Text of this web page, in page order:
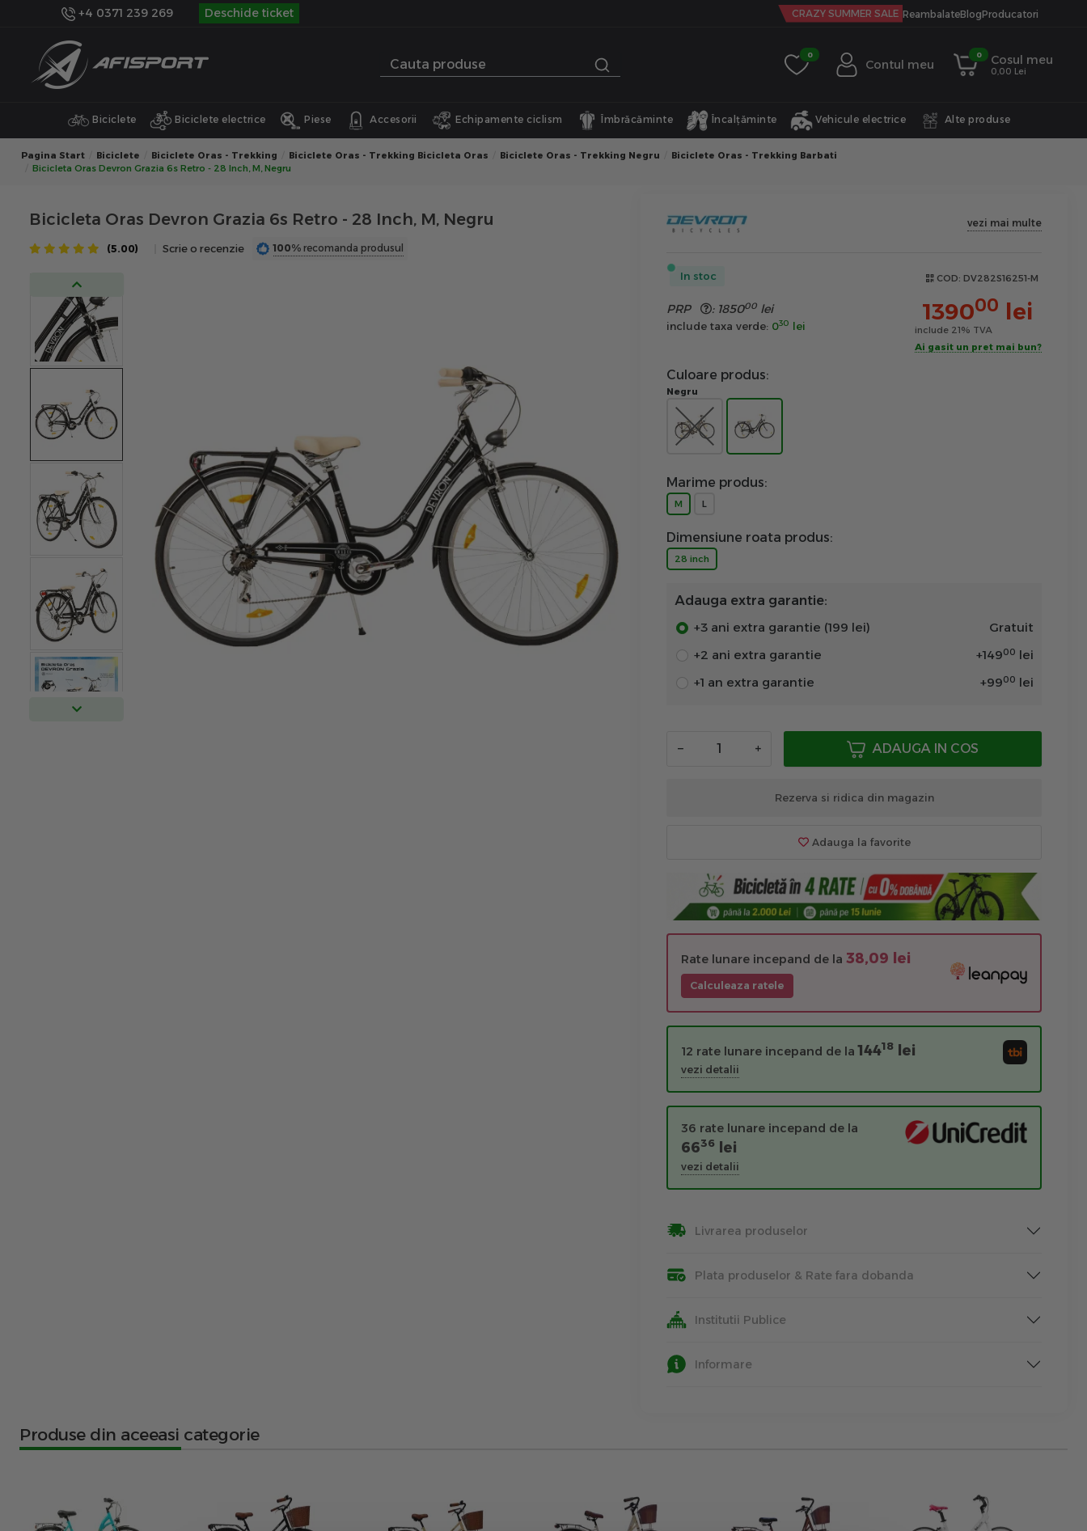
+4 0371 239 269 Deschide ticket CRAZY SUMMER SALE ReambalateBlogProducatori
0
Contul meu
0 Cosul meu
0,00 Lei
Biciclete Biciclete electrice Piese Accesorii Echipamente ciclism Îmbrăcăminte Încalțăminte Vehicule electrice Alte produse
Pagina Start Biciclete Biciclete Oras - Trekking Biciclete Oras - Trekking Bicicleta Oras Biciclete Oras - Trekking Negru
Biciclete Oras - Trekking Barbati
Bicicleta Oras Devron Grazia 6s Retro - 28 Inch, M, Negru
Bicicleta Oras Devron Grazia 6s Retro - 28 Inch, M, Negru
(5.00) Scrie o recenzie 100% recomanda produsul
vezi mai multe
In stoc COD: DV282S16251-M
PRP : 185000 lei
include taxa verde: 030 lei
139000 lei
include 21% TVA
Ai gasit un pret mai bun?
Culoare produs:
Negru
Marime produs:
M L
Dimensiune roata produs:
28 inch
Adauga extra garantie:
+3 ani extra garantie (199 lei)
Gratuit
+2 ani extra garantie
+14900 lei
+1 an extra garantie
+9900 lei
− + ADAUGA IN COS
Rezerva si ridica din magazin
Adauga la favorite
Rate lunare incepand de la 38,09 lei
Calculeaza ratele
12 rate lunare incepand de la14418 lei
vezi detalii
36 rate lunare incepand de la
6636 lei
vezi detalii
Livrarea produselor
Plata produselor & Rate fara dobanda
Institutii Publice
Informare
Produse din aceeasi categorie